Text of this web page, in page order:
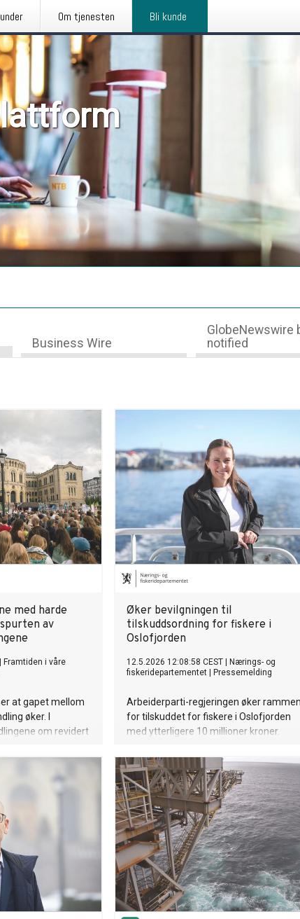
Om tjenesten Bli kunde
Business Wire
GlobeNewswire
notified
med harde
av
Framtiden i våre
at gapet mellom
øker. I
om revidert
Øker bevilgningen til
tilskuddsordning for fiskere i
Oslofjorden
12.5.2026 12:08:58 CEST
Nærings- og
fiskeridepartementet
Pressemelding
Arbeiderparti-regjeringen øker rammen
for tilskuddet for fiskere i Oslofjorden
med ytterligere 10 millioner kroner.